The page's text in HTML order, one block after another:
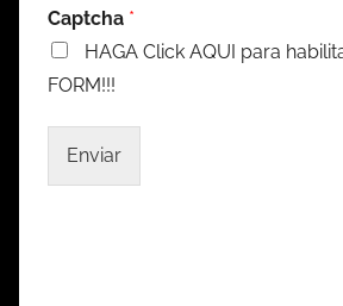
Captcha *
HAGA Click AQUI para
FORM!!!
Enviar